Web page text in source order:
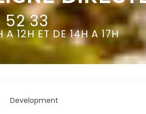
52 33
12H ET DE 14H A 17H
Development